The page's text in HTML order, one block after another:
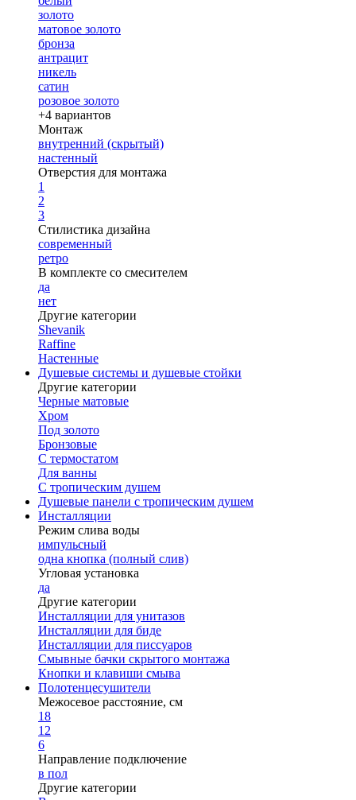
золото
матовое золото
бронза
антрацит
никель
сатин
розовое золото
+4 вариантов
Монтаж
внутренний (скрытый)
настенный
Отверстия для монтажа
1
2
3
Стилистика дизайна
современный
ретро
В комплекте со смесителем
да
нет
Другие категории
Shevanik
Raffine
Настенные
Душевые системы и душевые стойки
Другие категории
Черные матовые
Хром
Под золото
Бронзовые
С термостатом
Для ванны
С тропическим душем
Душевые панели с тропическим душем
Инсталляции
Режим слива воды
импульсный
одна кнопка (полный слив)
Угловая установка
да
Другие категории
Инсталляции для унитазов
Инсталляции для биде
Инсталляции для писсуаров
Смывные бачки скрытого монтажа
Кнопки и клавиши смыва
Полотенцесушители
Межосевое расстояние, см
18
12
6
Направление подключение
в пол
Другие категории